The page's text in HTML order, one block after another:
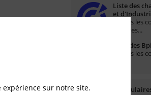
Liste des
et
Toutes les
horaires...
Liste des
Toutes les
sur notre site.